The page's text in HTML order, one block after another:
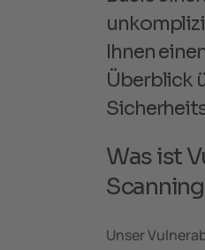
Ihnen
Überblick
Was ist
Unser